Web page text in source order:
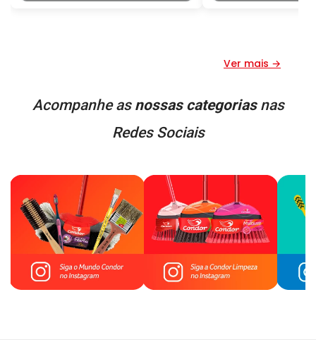
Ver mais →
Acompanhe as nossas categoriasnas
Redes Sociais